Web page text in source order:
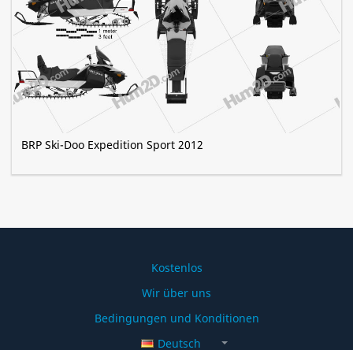
BRP Ski-Doo Expedition Sport 2012
Kostenlos
Wir über uns
Bedingungen und Konditionen
Deutsch